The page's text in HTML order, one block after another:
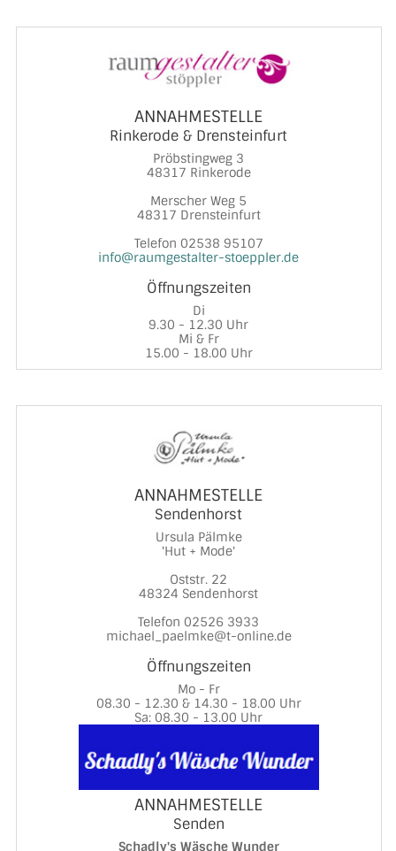
ANNAHMESTELLE
Rinkerode & Drensteinfurt
Pröbstingweg 3
48317 Rinkerode
Merscher Weg 5
48317 Drensteinfurt
Telefon 02538 95107
info@raumgestalter-stoeppler.de
Öffnungszeiten
Di
9.30 - 12.30 Uhr
Mi & Fr
15.00 - 18.00 Uhr
ANNAHMESTELLE
Sendenhorst
Ursula Pälmke
'Hut + Mode'
Oststr. 22
48324 Sendenhorst
Telefon 02526 3933
michael_paelmke@t-online.de
Öffnungszeiten
Mo - Fr
08.30 - 12.30 & 14.30 - 18.00 Uhr
Sa: 08.30 - 13.00 Uhr
ANNAHMESTELLE
Senden
Schadly's Wäsche Wunder